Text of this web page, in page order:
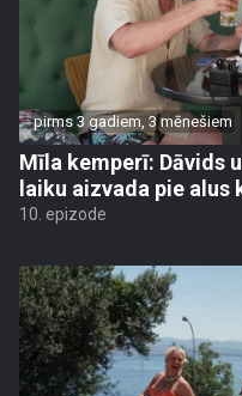
pirms 3 gadiem, 3 mēnešiem
Mīla kemperī: Dāvids
laiku aizvada pie alus
10. epizode